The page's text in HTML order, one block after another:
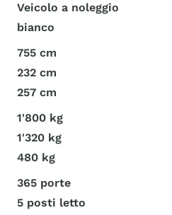
Veicolo a noleggio
bianco
755 cm
232 cm
257 cm
1'800 kg
1'320 kg
480 kg
365 porte
5 posti letto